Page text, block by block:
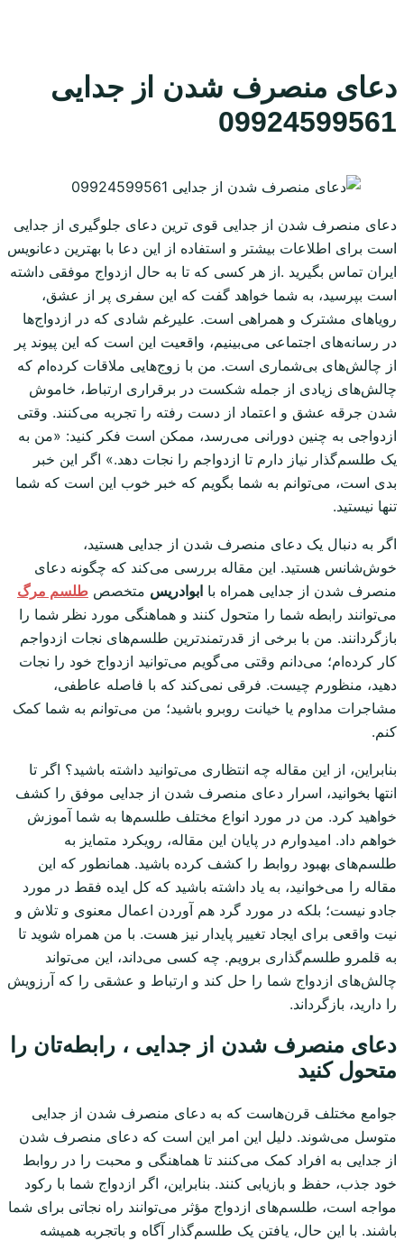
دعای منصرف شدن از جدایی
09924599561
دعای منصرف شدن از جدایی قوی ترین دعای جلوگیری از جدایی
است برای اطلاعات بیشتر و استفاده از این دعا با بهترین دعانویس
ایران تماس بگیرید .از هر کسی که تا به حال ازدواج موفقی داشته
است بپرسید، به شما خواهد گفت که این سفری پر از عشق،
رویاهای مشترک و همراهی است. علیرغم شادی که در ازدواج‌ها
در رسانه‌های اجتماعی می‌بینیم، واقعیت این است که این پیوند پر
از چالش‌های بی‌شماری است. من با زوج‌هایی ملاقات کرده‌ام که
چالش‌های زیادی از جمله شکست در برقراری ارتباط، خاموش
شدن جرقه عشق و اعتماد از دست رفته را تجربه می‌کنند. وقتی
ازدواجی به چنین دورانی می‌رسد، ممکن است فکر کنید: «من به
یک طلسم‌گذار نیاز دارم تا ازدواجم را نجات دهد.» اگر این خبر
بدی است، می‌توانم به شما بگویم که خبر خوب این است که شما
تنها نیستید.
اگر به دنبال یک دعای منصرف شدن از جدایی هستید،
خوش‌شانس هستید. این مقاله بررسی می‌کند که چگونه دعای
منصرف شدن از جدایی همراه با ابوادریس متخصص طلسم مرگ
می‌توانند رابطه شما را متحول کنند و هماهنگی مورد نظر شما را
بازگردانند. من با برخی از قدرتمندترین طلسم‌های نجات ازدواجم
کار کرده‌ام؛ می‌دانم وقتی می‌گویم می‌توانید ازدواج خود را نجات
دهید، منظورم چیست. فرقی نمی‌کند که با فاصله عاطفی،
مشاجرات مداوم یا خیانت روبرو باشید؛ من می‌توانم به شما کمک
کنم.
بنابراین، از این مقاله چه انتظاری می‌توانید داشته باشید؟ اگر تا
انتها بخوانید، اسرار دعای منصرف شدن از جدایی موفق را کشف
خواهید کرد. من در مورد انواع مختلف طلسم‌ها به شما آموزش
خواهم داد. امیدوارم در پایان این مقاله، رویکرد متمایز به
طلسم‌های بهبود روابط را کشف کرده باشید. همانطور که این
مقاله را می‌خوانید، به یاد داشته باشید که کل ایده فقط در مورد
جادو نیست؛ بلکه در مورد گرد هم آوردن اعمال معنوی و تلاش و
نیت واقعی برای ایجاد تغییر پایدار نیز هست. با من همراه شوید تا
به قلمرو طلسم‌گذاری برویم. چه کسی می‌داند، این می‌تواند
چالش‌های ازدواج شما را حل کند و ارتباط و عشقی را که آرزویش
را دارید، بازگرداند.
دعای منصرف شدن از جدایی ، رابطه‌تان را
متحول کنید
جوامع مختلف قرن‌هاست که به دعای منصرف شدن از جدایی
متوسل می‌شوند. دلیل این امر این است که دعای منصرف شدن
از جدایی به افراد کمک می‌کنند تا هماهنگی و محبت را در روابط
خود جذب، حفظ و بازیابی کنند. بنابراین، اگر ازدواج شما با رکود
مواجه است، طلسم‌های ازدواج مؤثر می‌توانند راه نجاتی برای شما
باشند. با این حال، یافتن یک طلسم‌گذار آگاه و باتجربه همیشه